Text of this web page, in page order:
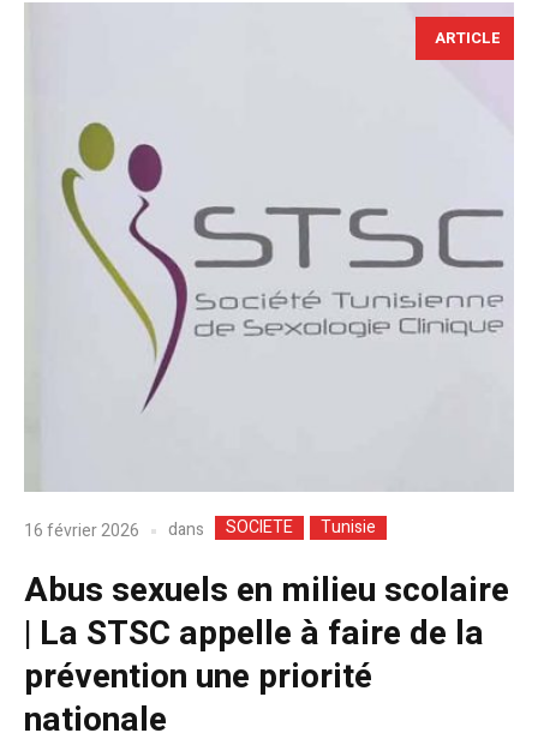
ARTICLE
16 février 2026 dans SOCIETE Tunisie
Abus sexuels en milieu scolaire
| La STSC appelle à faire de la
prévention une priorité
nationale